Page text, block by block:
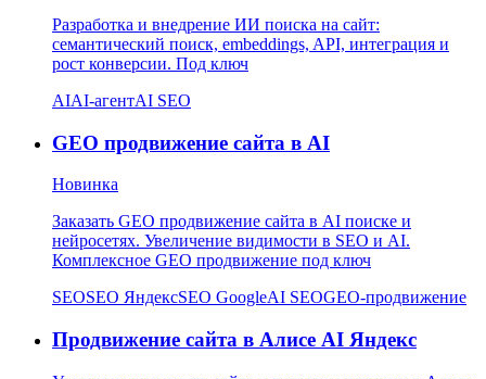
Разработка и внедрение ИИ поиска на сайт:
семантический поиск, embeddings, API, интеграция и
рост конверсии. Под ключ
AIAI-агентAI SEO
GEO продвижение сайта в AI
Новинка
Заказать GEO продвижение сайта в AI поиске и
нейросетях. Увеличение видимости в SEO и AI.
Комплексное GEO продвижение под ключ
SEOSEO ЯндексSEO GoogleAI SEOGEO-продвижение
Продвижение сайта в Алисе AI Яндекс